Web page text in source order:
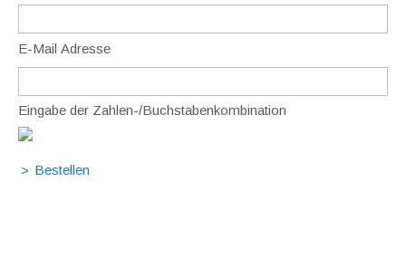
E-Mail Adresse
Eingabe der Zahlen-/Buchstabenkombination